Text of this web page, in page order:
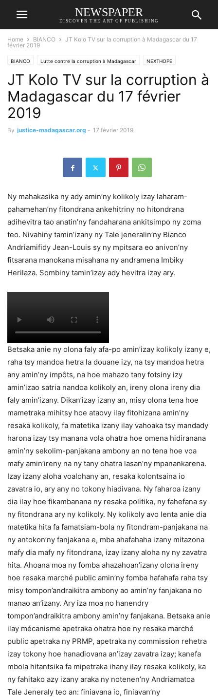
NEWSPAPER
DISCOVER THE ART OF PUBLISHING
Home BIANCO
JT Kolo TV sur la corruption à Madagascar du 17
février 2019
BIANCO Lutte contre la corruption à Madagascar NEXTHOPE
RANARISON Tsilavo RANDRIANASOLO Jacques
JT Kolo TV sur la corruption à
Madagascar du 17 février
2019
By justice-madagascar.org - 17 février 2019
Ny mahakasika ny ady amin’ny kolikoly izay laharam-
pahamehan’ny fitondrana ankehitriny no hitondrana
adihevitra tao anatin’ny fandaharana ankitsimpo ny zoma
teo. Nivahiny tamin’izany ny Tale jeneralin’ny Bianco
Andriamifidy Jean-Louis sy ny mpitsara eo anivon’ny
fitsarana manokana misahana ny andramena Imbiky
Herilaza. Sombiny tamin’izay ady hevitra izay ary.
Betsaka anie ny olona faly afa-po amin’izay kolikoly izany e,
raha tsy mandoa hetra la douane izy, na tsy mandoa hetra
any amin’ny impôts, na hoe mahazo tany fotsiny izy
amin’izao satria nandoa kolikoly an, ireny olona ireny dia
faly amin’izany. Dikan’izay izany an, misy olona tena hoe
mametraka mihitsy hoe ataovy ilay fitohizana amin’ny
resaka kolikoly, fa matetika izany ilay vahoaka tsy mandady
harona izay tsy manana vola ohatra hoe omena hidiranana
amin’ny sekolim-panjakana ambony an no tena hoe voa
mafy amin’ireny na ny tany ohatra lasan’ny mpanankarena.
Izay izany aloha voalohany an, resaka kolontsaina io
zavatra io, ary any no tokony hiadivana. Ny faharoa izany
dia ilay hoe fikambanana ny resaka politika, ny fahefana sy
ny fitondrana ary ny kolikoly. Ny kolikoly avo lenta anie dia
matetika hita fa famatsiam-bola ny fitondram-panjakana na
ny antokon’ny fanjakana e, mba ahafahaha izany mitazona
mafy dia mafy ny fitondrana, izay izany aloha ny ny zavatra
hita. Ahoana moa ny fomba ahazahoan’izany olona ireny
hoe resaka marché public amin’ny fomba hafahafa raha tsy
misy tompon’andraikitra ambony ao amin’ny fanjakana no
manao an’izany. Ary iza moa no hanendry
tompon’andraikitra ambony amin’ny fanjakana. Betsaka anie
ilay mécanisme apetraka ohatra hoe ny resaka marché
public apetraka ny PRMP, apetraka ny commission rehetra
izay tokony hoe hanadiovana an’izay zavatra izay; kanefa
mbola hitantsika fa mipetraka ihany ilay resaka kolikoly, ka
ny fahitako azy izany araka ny notenen’ny Andriamatoa
Tale Jeneraly teo an: finiavana io, finiavan’ny